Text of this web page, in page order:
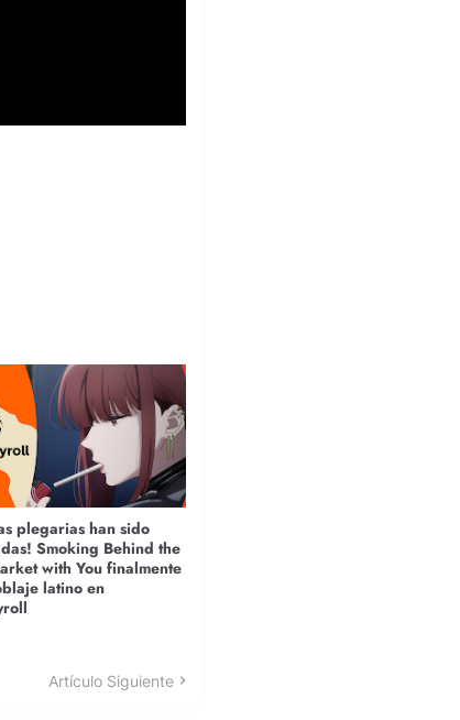
plegarias han sido
Smoking Behind the
with You finalmente
latino en
Artículo Siguiente